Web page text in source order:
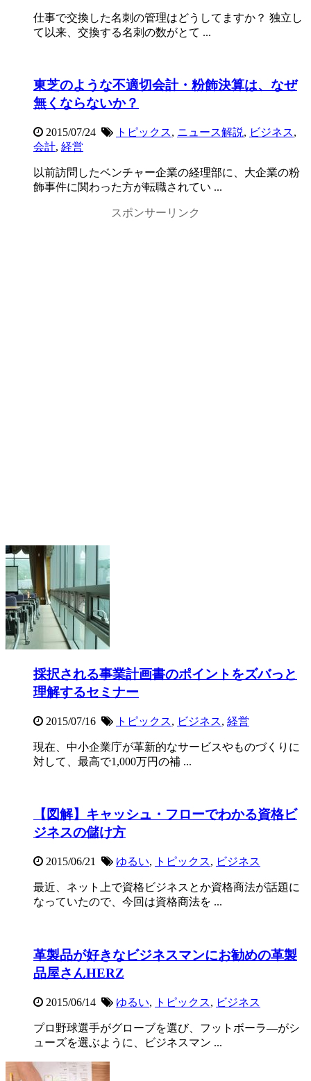
仕事で交換した名刺の管理はどうしてますか？ 独立し
て以来、交換する名刺の数がとて ...
東芝のような不適切会計・粉飾決算は、なぜ
無くならないか？
2015/07/24 トピックス, ニュース解説, ビジネス,
会計, 経営
以前訪問したベンチャー企業の経理部に、大企業の粉
飾事件に関わった方が転職されてい ...
スポンサーリンク
採択される事業計画書のポイントをズバっと
理解するセミナー
2015/07/16 トピックス, ビジネス, 経営
現在、中小企業庁が革新的なサービスやものづくりに
対して、最高で1,000万円の補 ...
【図解】キャッシュ・フローでわかる資格ビ
ジネスの儲け方
2015/06/21 ゆるい, トピックス, ビジネス
最近、ネット上で資格ビジネスとか資格商法が話題に
なっていたので、今回は資格商法を ...
革製品が好きなビジネスマンにお勧めの革製
品屋さんHERZ
2015/06/14 ゆるい, トピックス, ビジネス
プロ野球選手がグローブを選び、フットボーラ―がシ
ューズを選ぶように、ビジネスマン ...